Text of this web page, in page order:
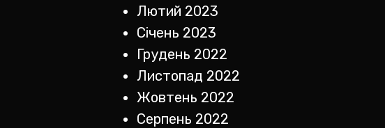
Лютий 2023
Січень 2023
Грудень 2022
Листопад 2022
Жовтень 2022
Серпень 2022